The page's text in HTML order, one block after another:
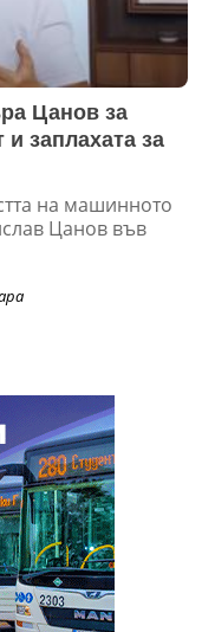
Цанов за
заплахата за
на машинното
Цанов във